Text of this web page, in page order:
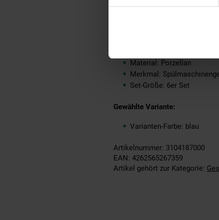
Produkttyp: Basic-Set
Lieferungsumfang: 2x
Material: Porzellan
Merkmal:
Set-Größe: 6er Set
Gewählte Variante:
Varianten-Farbe: blau
Artikelnummer: 3104187000
EAN: 4262565267359
Artikel gehört zur Kategorie: